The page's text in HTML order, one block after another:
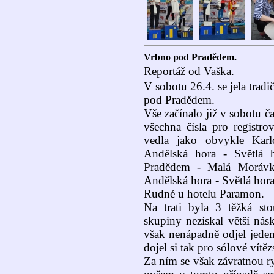
Vrbno pod Pradědem.
Reportáž od Vaška.
V sobotu 26.4. se jela
pod Pradědem.
Vše začínalo již v sobotu
všechna čísla pro
vedla jako obvykle
Andělská hora - Světlá
Pradědem - Malá
Andělská hora - Světlá
Rudné u hotelu Paramon.
Na trati byla 3 těžká
skupiny nezískal větší
však nenápadně odjel
dojel si tak pro sólové
Za ním se však závratnou